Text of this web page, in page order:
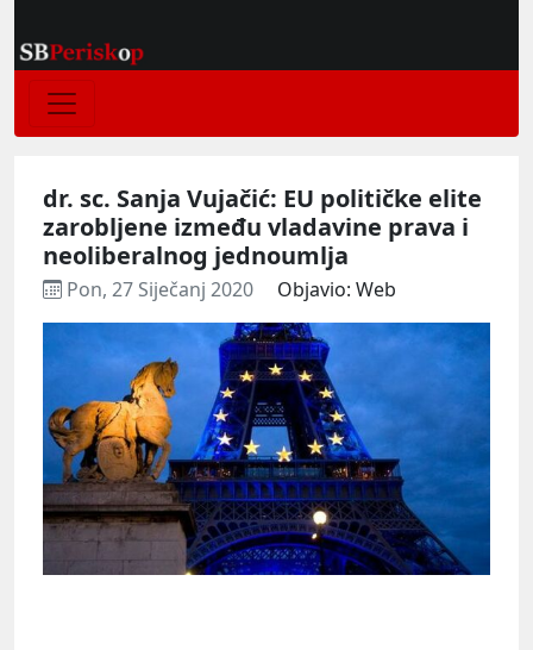
dr. sc. Sanja Vujačić: EU političke elite
zarobljene između vladavine prava i
neoliberalnog jednoumlja
Pon, 27 Siječanj 2020 Objavio: Web